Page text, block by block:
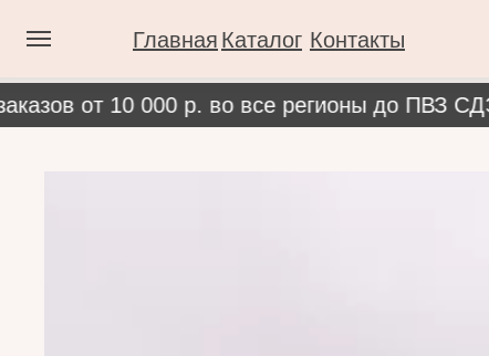
Главная Каталог Контакты
от 10 000 р. во все регионы до ПВЗ СДЭК